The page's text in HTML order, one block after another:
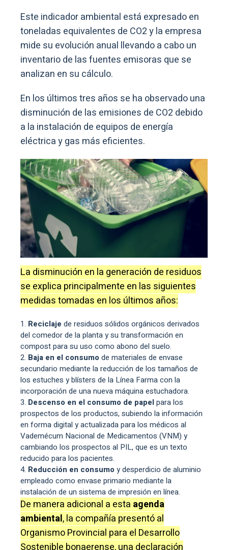
Este indicador ambiental está expresado en
toneladas equivalentes de CO2 y la empresa
mide su evolución anual llevando a cabo un
inventario de las fuentes emisoras que se
analizan en su cálculo.
En los últimos tres años se ha observado una
disminución de las emisiones de CO2 debido
a la instalación de equipos de energía
eléctrica y gas más eficientes.
La disminución en la generación de residuos
se explica principalmente en las siguientes
medidas tomadas en los últimos años:
Reciclaje de residuos sólidos orgánicos derivados
del comedor de la planta y su transformación en
compost para su uso como abono del suelo.
Baja en el consumo de materiales de envase
secundario mediante la reducción de los tamaños de
los estuches y blísters de la Línea Farma con la
incorporación de una nueva máquina estuchadora.
Descenso en el consumo de papelpara los
prospectos de los productos, subiendo la información
en forma digital y actualizada para los médicos al
Vademécum Nacional de Medicamentos (VNM) y
cambiando los prospectos al PIL, que es un texto
reducido para los pacientes.
Reducción en consumo y desperdicio de aluminio
empleado como envase primario mediante la
instalación de un sistema de impresión en línea.
De manera adicional a esta agenda
ambiental, la compañía presentó al
Organismo Provincial para el Desarrollo